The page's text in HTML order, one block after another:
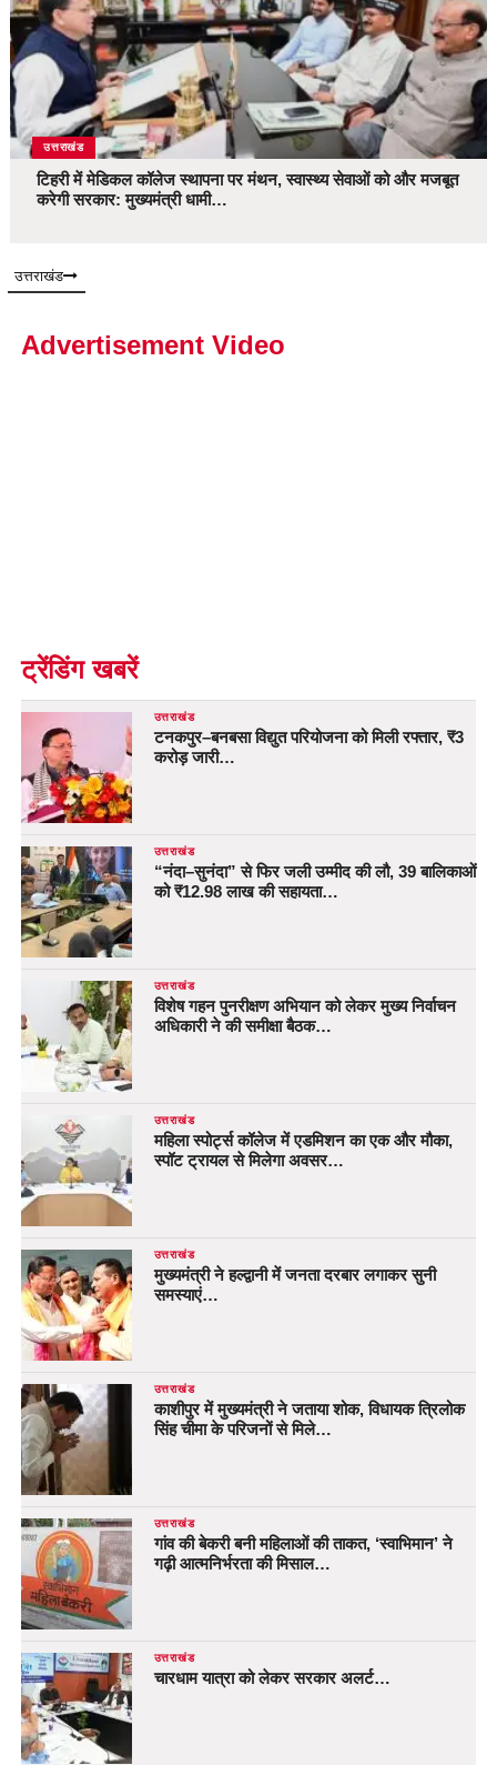
उत्तराखंड
टिहरी में मेडिकल कॉलेज स्थापना पर मंथन, स्वास्थ्य सेवाओं को और मजबूत
करेगी सरकार: मुख्यमंत्री धामी…
उत्तराखंड
Advertisement Video
ट्रेंडिंग खबरें
उत्तराखंड
टनकपुर–बनबसा विद्युत परियोजना को मिली रफ्तार, ₹3
करोड़ जारी…
उत्तराखंड
“नंदा–सुनंदा” से फिर जली उम्मीद की लौ, 39 बालिकाओं
को ₹12.98 लाख की सहायता…
उत्तराखंड
विशेष गहन पुनरीक्षण अभियान को लेकर मुख्य निर्वाचन
अधिकारी ने की समीक्षा बैठक…
उत्तराखंड
महिला स्पोर्ट्स कॉलेज में एडमिशन का एक और मौका,
स्पॉट ट्रायल से मिलेगा अवसर…
उत्तराखंड
मुख्यमंत्री ने हल्द्वानी में जनता दरबार लगाकर सुनी
समस्याएं…
उत्तराखंड
काशीपुर में मुख्यमंत्री ने जताया शोक, विधायक त्रिलोक
सिंह चीमा के परिजनों से मिले…
उत्तराखंड
गांव की बेकरी बनी महिलाओं की ताकत, ‘स्वाभिमान’ ने
गढ़ी आत्मनिर्भरता की मिसाल…
उत्तराखंड
चारधाम यात्रा को लेकर सरकार अलर्ट…